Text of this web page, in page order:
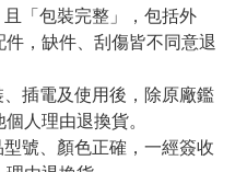
「包裝完整」，包括外
，缺件、刮傷皆不同意退
插電及使用後，除原廠鑑
人理由退換貨。
號、顏色正確，一經簽收